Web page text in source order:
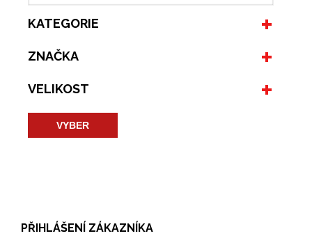
KATEGORIE
ZNAČKA
VELIKOST
VYBER
PŘIHLÁŠENÍ ZÁKAZNÍKA